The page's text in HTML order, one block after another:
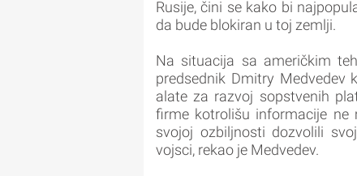
Rusije, čini se kako bi
da bude blokiran u toj zemlji.
Na situacija sa američkim
predsednik Dmitry Medvedev
alate za razvoj sopstvenih
firme kotrolišu informacije ne
svojoj ozbiljnosti dozvolili
vojsci, rekao je Medvedev.